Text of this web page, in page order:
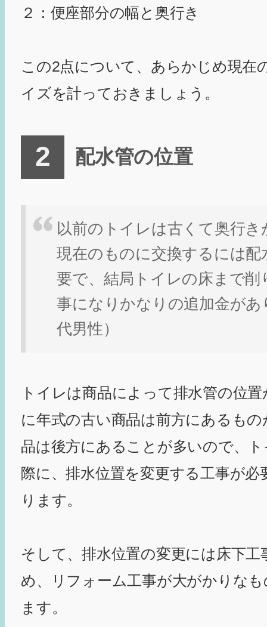
２：便座部分の幅と奥行き
この2点について、あらかじめ現在
イズを計っておきましょう。
配水管の位置
以前のトイレは古くて奥行
現在のものに交換するには配
要で、結局トイレの床まで削
事になりかなりの追加金があ
代男性）
トイレは商品によって排水管の位
に年式の古い商品は前方にあるも
品は後方にあることが多いので、
際に、排水位置を変更する工事が
ります。
そして、排水位置の変更には床下
め、リフォーム工事が大がかりな
ます。